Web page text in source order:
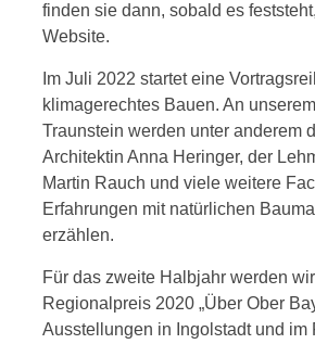
finden sie dann, sobald es
Website.
Im Juli 2022 startet eine
klimagerechtes Bauen. An
Traunstein werden unter anderem
Architektin Anna Heringer, der
Martin Rauch und viele weitere
Erfahrungen mit natürlichen
erzählen.
Für das zweite Halbjahr werden
Regionalpreis 2020 „Über Ober
Ausstellungen in Ingolstadt und im